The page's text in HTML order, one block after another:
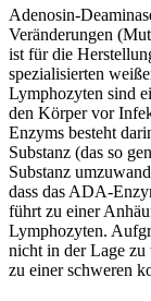
Adenosin-
Veränderungen
ist für die
spezialisierten
Lymphozyten sind
den Körper vor
Enzyms besteht
Substanz (das so
Substanz
dass das ADA-
führt zu einer
Lymphozyten.
nicht in der Lage zu
zu einer schweren